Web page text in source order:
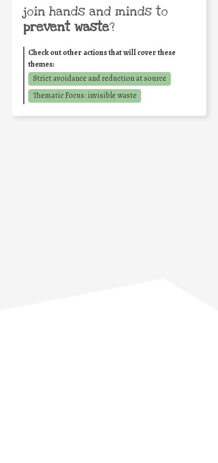
join hands and minds to
prevent waste?
Check out other actions that will cover these
themes:
Strict avoidance and reduction at source
Thematic Focus: invisible waste